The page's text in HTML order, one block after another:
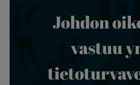
Johdon
vastuu
näkemyksellinen
verkkosivun. Out
the